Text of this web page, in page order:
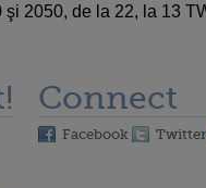
şi 2050, de la 22, la 13
Connect
Facebook Twitter